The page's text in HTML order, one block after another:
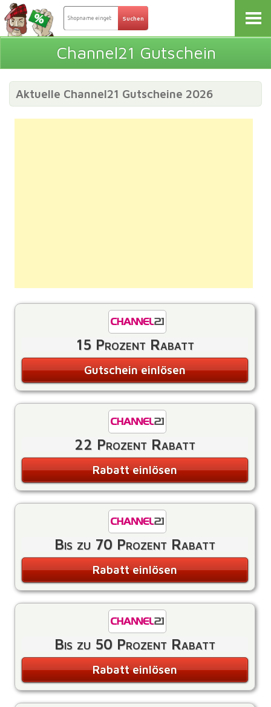
Channel21 Gutschein
Aktuelle Channel21 Gutscheine 2026
15 Prozent Rabatt
Gutschein einlösen
22 Prozent Rabatt
Rabatt einlösen
Bis zu 70 Prozent Rabatt
Rabatt einlösen
Bis zu 50 Prozent Rabatt
Rabatt einlösen